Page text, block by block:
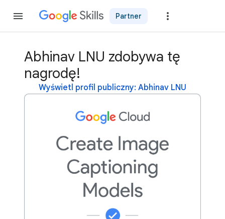
Partner
Abhinav LNU zdobywa tę
nagrodę!
Wyświetl profil publiczny: Abhinav LNU